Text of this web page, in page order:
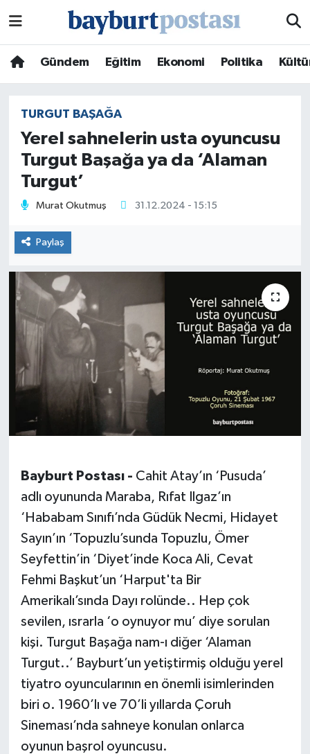
Gündem Eğitim Ekonomi Politika
TURGUT BAŞAĞA
Yerel sahnelerin usta oyuncusu
Turgut Başağa ya da ‘Alaman
Turgut’
Murat Okutmuş 31.12.2024 - 15:15
Paylaş
Bayburt Postası - Cahit Atay’ın ‘Pusuda’
adlı oyununda Maraba, Rıfat Ilgaz’ın
‘Hababam Sınıfı’nda Güdük Necmi, Hidayet
Sayın’ın ‘Topuzlu’sunda Topuzlu, Ömer
Seyfettin’in ‘Diyet’inde Koca Ali, Cevat
Fehmi Başkut’un ‘Harput'ta Bir
Amerikalı’sında Dayı rolünde.. Hep çok
sevilen, ısrarla ‘o oynuyor mu’ diye sorulan
kişi. Turgut Başağa nam-ı diğer ‘Alaman
Turgut..’ Bayburt’un yetiştirmiş olduğu yerel
tiyatro oyuncularının en önemli isimlerinden
biri o. 1960’lı ve 70’li yıllarda Çoruh
Sineması’nda sahneye konulan onlarca
oyunun başrol oyuncusu.
Namaz Vakitleri
Trafik Durumu
Süper Lig Puan Durumu ve Fikstür
Tüm Manşetler
Haber Arşivi